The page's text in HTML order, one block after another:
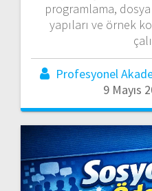
programlama,
yapıları ve örnek
Profesyonel
9 Mayıs